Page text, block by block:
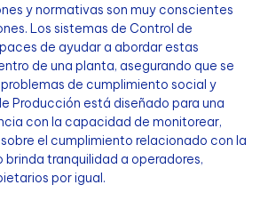
y normativas son muy conscientes
Los sistemas de Control de
de ayudar a abordar estas
de una planta, asegurando que se
de cumplimiento social y
Producción está diseñado para una
con la capacidad de monitorear,
el cumplimiento relacionado con la
brinda tranquilidad a operadores,
por igual.